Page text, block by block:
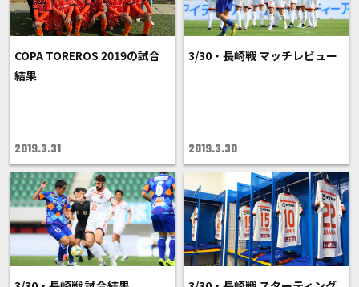
COPA TOREROS 2019の試合
結果
2019.3.31
3/30・長崎戦 マッチレビュー
2019.3.30